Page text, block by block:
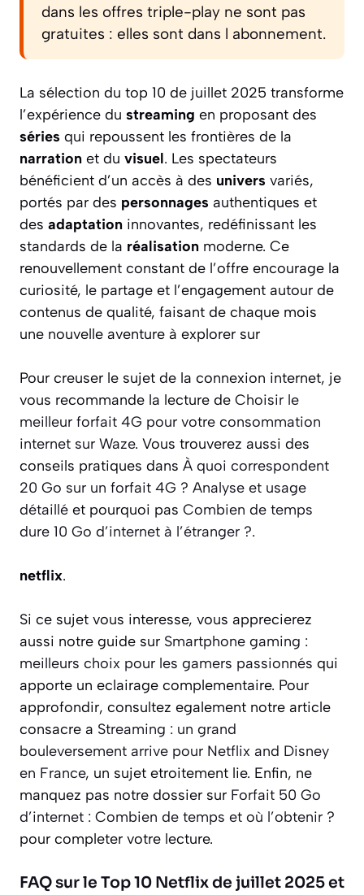
dans les offres triple-play ne sont pas
gratuites : elles sont dans l abonnement.
La sélection du top 10 de juillet 2025 transforme
l’expérience du streaming en proposant des
séries qui repoussent les frontières de la
narration et du visuel. Les spectateurs
bénéficient d’un accès à des univers variés,
portés par des personnages authentiques et
des adaptation innovantes, redéfinissant les
standards de la réalisation moderne. Ce
renouvellement constant de l’offre encourage la
curiosité, le partage et l’engagement autour de
contenus de qualité, faisant de chaque mois
une nouvelle aventure à explorer sur
Pour creuser le sujet de la connexion internet, je
vous recommande la lecture de Choisir le
meilleur forfait 4G pour votre consommation
internet sur Waze. Vous trouverez aussi des
conseils pratiques dans À quoi correspondent
20 Go sur un forfait 4G ? Analyse et usage
détaillé et pourquoi pas Combien de temps
dure 10 Go d’internet à l’étranger ?.
netflix.
Si ce sujet vous interesse, vous apprecierez
aussi notre guide sur Smartphone gaming :
meilleurs choix pour les gamers passionnés qui
apporte un eclairage complementaire. Pour
approfondir, consultez egalement notre article
consacre a Streaming : un grand
bouleversement arrive pour Netflix and Disney
en France, un sujet etroitement lie. Enfin, ne
manquez pas notre dossier sur Forfait 50 Go
d’internet : Combien de temps et où l’obtenir ?
pour completer votre lecture.
FAQ sur le Top 10 Netflix de juillet 2025 et